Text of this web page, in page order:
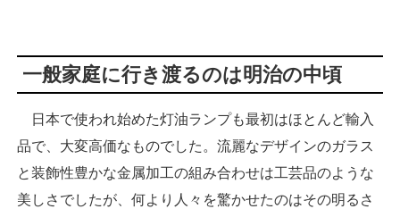
一般家庭に行き渡るのは明治の中頃
日本で使われ始めた灯油ランプも最初はほとんど輸入
品で、大変高価なものでした。流麗なデザインのガラス
と装飾性豊かな金属加工の組み合わせは工芸品のような
美しさでしたが、何より人々を驚かせたのはその明るさ